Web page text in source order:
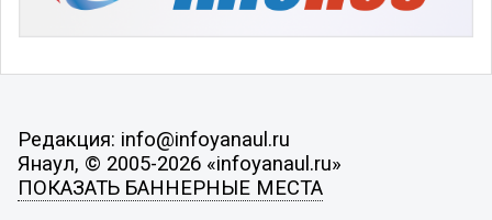
Редакция: info@infoyanaul.ru
Янаул, © 2005-2026 «infoyanaul.ru»
ПОКАЗАТЬ БАННЕРНЫЕ МЕСТА